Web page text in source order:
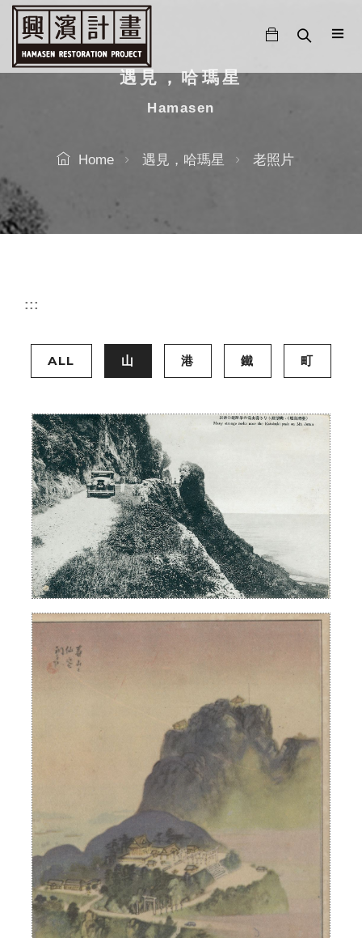
跳
要
遇見，哈瑪星
Hamasen
Home 遇見，哈瑪星 老照片
:::
ALL 山 港 鐵 町